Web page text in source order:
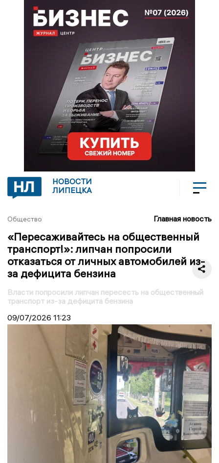
НОВОСТИ
ЛИПЕЦКА
Общество Главная новость
«Пересаживайтесь на общественный
транспорт!»: липчан попросили
отказаться от личных автомобилей из-
за дефицита бензина
Власти попросили липчан пересесть на общественный
транспорт из-за дефицита бензина
09/07/2026 11:23